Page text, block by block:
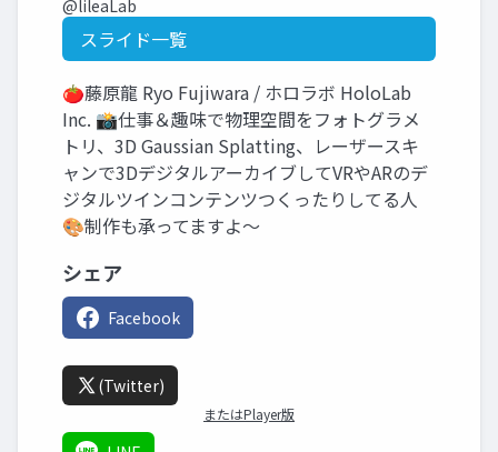
@lileaLab
スライド一覧
🍅藤原龍 Ryo Fujiwara / ホロラボ HoloLab
Inc. 📸仕事＆趣味で物理空間をフォトグラメ
トリ、3D Gaussian Splatting、レーザースキ
ャンで3DデジタルアーカイブしてVRやARのデ
ジタルツインコンテンツつくったりしてる人
🎨制作も承ってますよ～
シェア
Facebook
(Twitter)
またはPlayer版